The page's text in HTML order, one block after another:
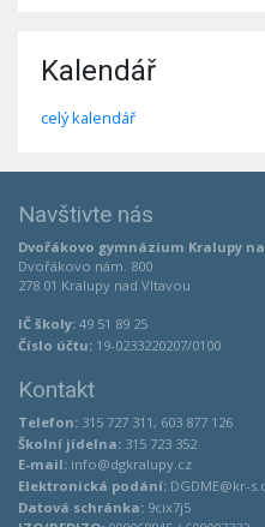
Kalendář
celý kalendář
Navštivte nás
Dvořákovo gymnázium Kralupy
Dvořákovo nám. 800
278 01 Kralupy nad Vltavou
IČ školy: 49 51 89 25
Číslo účtu: 19-0233220207/0100
Kontakt
Telefon: 315 727 311, 603 877 126
Školní jídelna: 315 723 352
E-mail: info@dgkralupy.cz
Elektronická podání: DGDME@kr-
Datová schránka: 9cix7j5